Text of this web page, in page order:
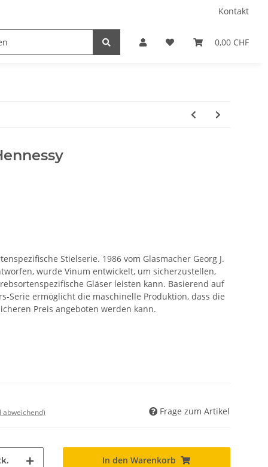
Kontakt
0,00 CHF
Stielserie. 1986 vom Glasmacher Georg J.
wurde Vinum entwickelt, um sicherzustellen,
Gläser leisten kann. Basierend auf
Serie ermöglicht die maschinelle Produktion, dass die
Preis angeboten werden kann.
abweichend) Frage zum Artikel
In den Warenkorb